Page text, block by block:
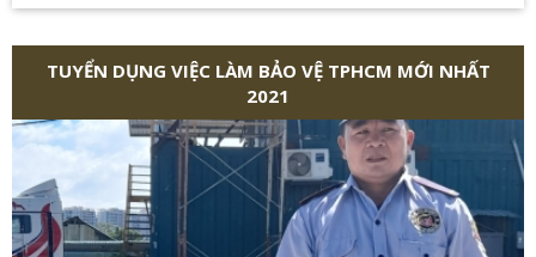
TUYỂN DỤNG VIỆC LÀM BẢO VỆ TPHCM MỚI NHẤT
2021